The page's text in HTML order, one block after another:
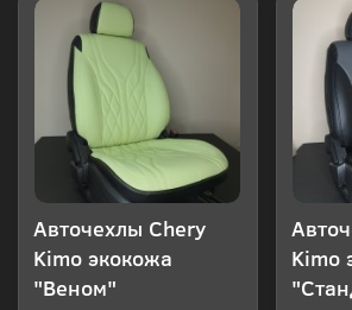
Авточехлы Chery
Kimo экокожа
"Веном"
Kimo